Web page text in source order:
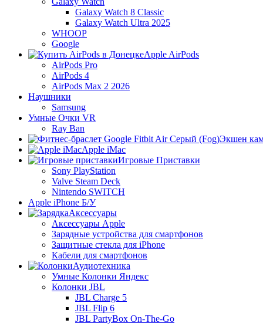
Galaxy Watch 8 Classic
Galaxy Watch Ultra 2025
WHOOP
Google
Apple AirPods
AirPods Pro
AirPods 4
AirPods Max 2 2026
Наушники
Samsung
Умные Очки VR
Ray Ban
Экшен
Apple iMac
Игровые Приставки
Sony PlayStation
Valve Steam Deck
Nintendo SWITCH
Apple iPhone Б/У
Аксессуары
Аксессуары Apple
Зарядные устройства для смартфонов
Защитные стекла для iPhone
Кабели для смартфонов
Аудиотехника
Умные Колонки Яндекс
Колонки JBL
JBL Charge 5
JBL Flip 6
JBL PartyBox On-The-Go